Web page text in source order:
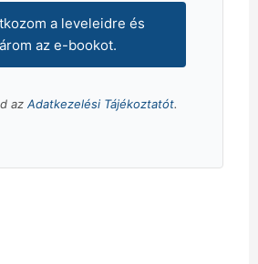
a leveleidre és
az e-bookot.
az Adatkezelési Tájékoztatót.